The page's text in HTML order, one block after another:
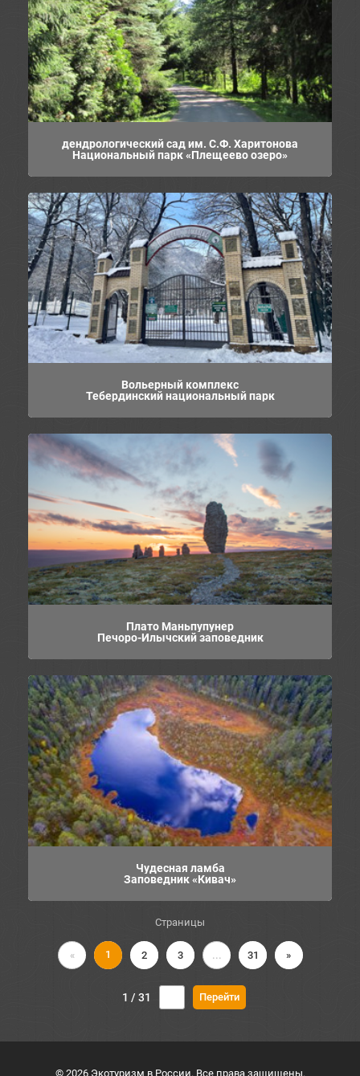
дендрологический сад им. С.Ф. Харитонова
Национальный парк «Плещеево озеро»
Вольерный комплекс
Тебердинский национальный парк
Плато Маньпупунер
Печоро-Илычский заповедник
Чудесная ламба
Заповедник «Кивач»
Страницы
« 1 2 3 ... 31 »
1 / 31
© 2026 Экотуризм в России. Все права защищены.